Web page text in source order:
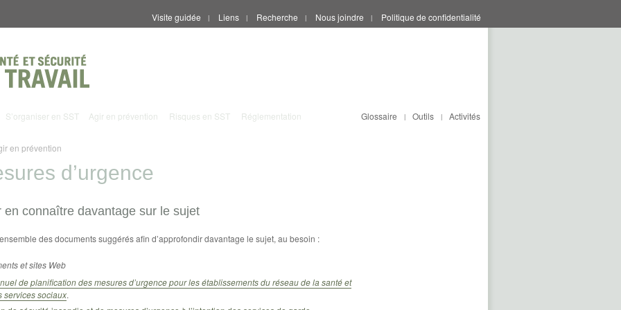
Visite guidée | Liens | Recherche | Nous joindre | Politique de confidentialité
S’organiser en SST Agir en prévention Risques en SST Réglementation Activités
Outils |
Glossaire |
en prévention
d’urgence
en connaître davantage sur le sujet
des documents suggérés afin d’approfondir davantage le sujet, au besoin :
et sites Web
de planification des mesures d’urgence pour les établissements du réseau de la santé et
services sociaux.